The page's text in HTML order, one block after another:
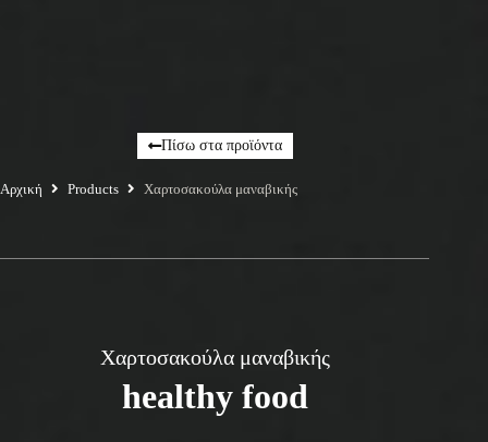
Πίσω στα προϊόντα
Αρχική Products Xαρτοσακούλα μαναβικής
Xαρτοσακούλα μαναβικής
healthy food